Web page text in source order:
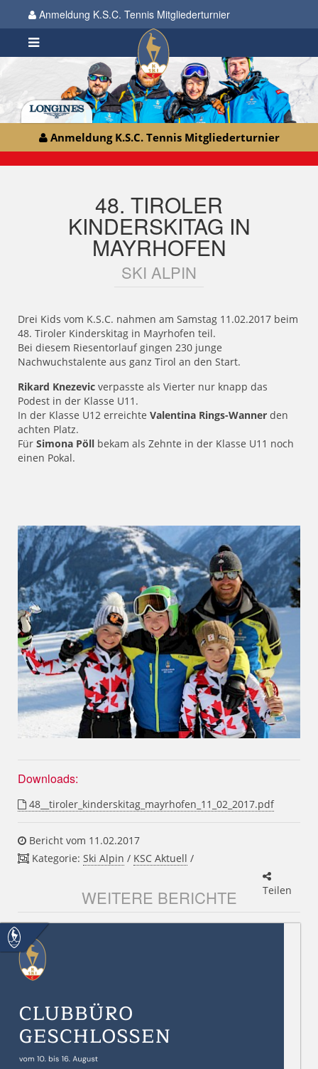
Anmeldung K.S.C. Tennis Mitgliederturnier
Anmeldung K.S.C. Tennis Mitgliederturnier
48. TIROLER
KINDERSKITAG IN
MAYRHOFEN
SKI ALPIN
Drei Kids vom K.S.C. nahmen am Samstag 11.02.2017 beim
48. Tiroler Kinderskitag in Mayrhofen teil.
Bei diesem Riesentorlauf gingen 230 junge
Nachwuchstalente aus ganz Tirol an den Start.
Rikard Knezevic verpasste als Vierter nur knapp das
Podest in der Klasse U11.
In der Klasse U12 erreichte Valentina Rings-Wanner den
achten Platz.
Für Simona Pöll bekam als Zehnte in der Klasse U11 noch
einen Pokal.
Downloads:
48__tiroler_kinderskitag_mayrhofen_11_02_2017.pdf
Bericht vom 11.02.2017
Kategorie: Ski Alpin / KSC Aktuell /
Teilen
WEITERE BERICHTE